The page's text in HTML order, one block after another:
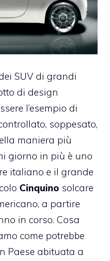
SUV di grandi
di design
l’esempio di
soppesato,
maniera più
giorno in più è uno
italiano e il grande
Cinquino solcare
a partire
in corso. Cosa
come potrebbe
Paese abituata a